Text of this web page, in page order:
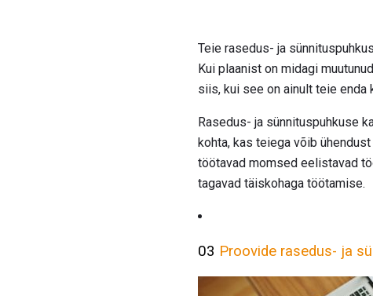
Teie rasedus- ja
Kui plaanist on midagi
siis, kui see on ainult teie enda
Rasedus- ja sünnituspuhkuse
kohta, kas teiega võib
töötavad momsed eelistavad
tagavad täiskohaga töötamise.
03 Proovide rasedus- ja